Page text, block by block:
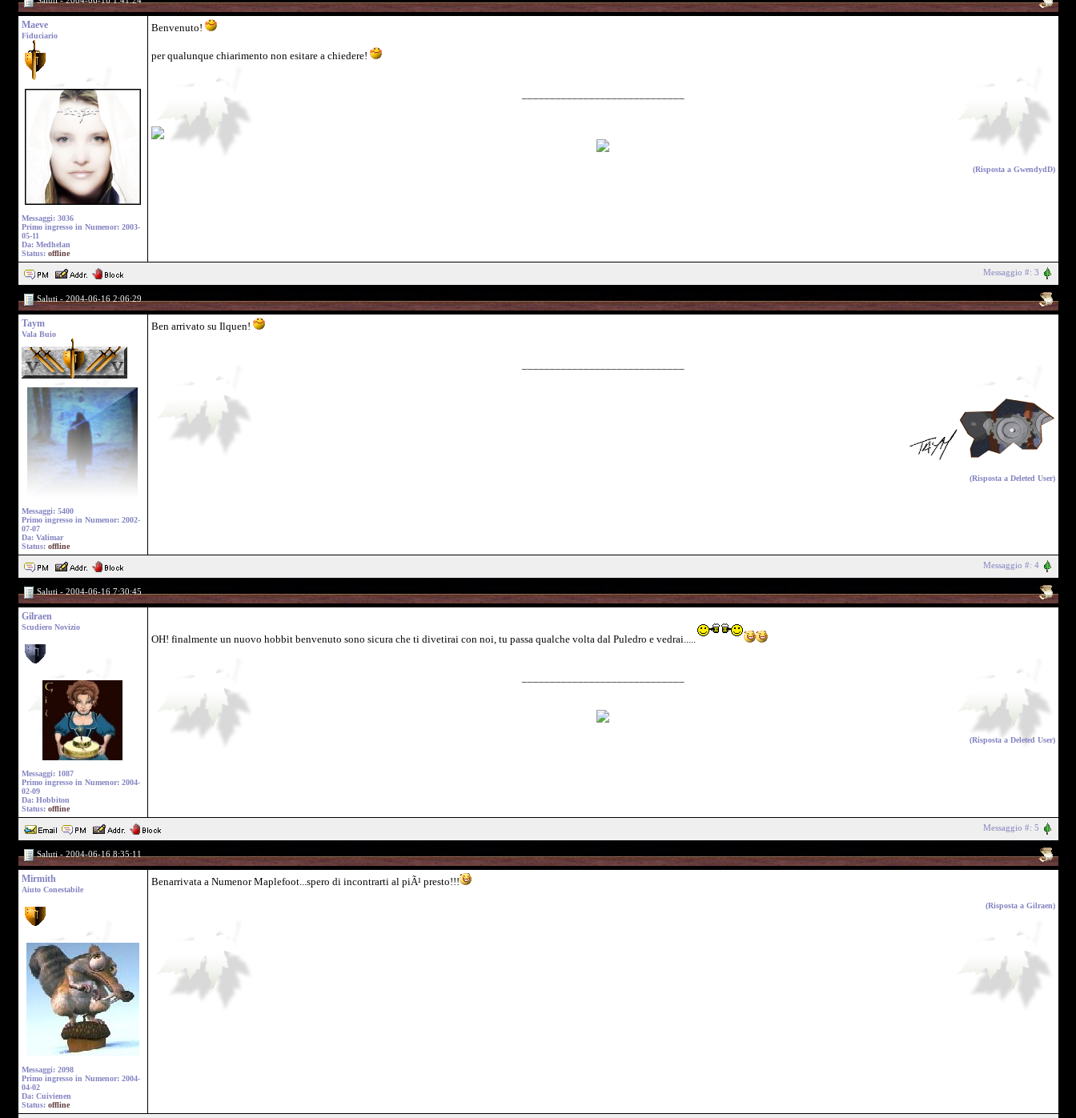
Maeve
Fiduciario
Messaggi: 3036
Primo ingresso in Numenor: 2003-
05-11
Da: Medhelan
Status: offline
Benvenuto!
per qualunque chiarimento non esitare a chiedere!
(Risposta a GwendydD)
Messaggio #: 3
Saluti - 2004-06-16 2:06:29
Taym
Vala Buio
Messaggi: 5400
Primo ingresso in Numenor: 2002-
07-07
Da: Valimar
Status: offline
Ben arrivato su Ilquen!
(Risposta a Deleted User)
Messaggio #: 4
Saluti - 2004-06-16 7:30:45
Gilraen
Scudiero Novizio
Messaggi: 1087
Primo ingresso in Numenor: 2004-
02-09
Da: Hobbiton
Status: offline
OH! finalmente un nuovo hobbit benvenuto sono sicura che ti divetirai con noi, tu passa qualche volta dal Puledro e vedrai.....
(Risposta a Deleted User)
Messaggio #: 5
Saluti - 2004-06-16 8:35:11
Mirmith
Aiuto Conestabile
Messaggi: 2098
Primo ingresso in Numenor: 2004-
04-02
Da: Cuivienen
Status: offline
Benarrivata a Numenor Maplefoot...spero di incontrarti al piÃ¹ presto!!!
(Risposta a Gilraen)